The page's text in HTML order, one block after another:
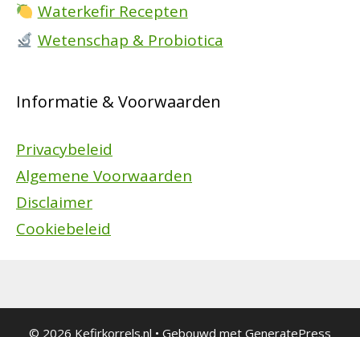
Waterkefir Recepten
Wetenschap & Probiotica
Informatie & Voorwaarden
Privacybeleid
Algemene Voorwaarden
Disclaimer
Cookiebeleid
© 2026 Kefirkorrels.nl • Gebouwd met GeneratePress